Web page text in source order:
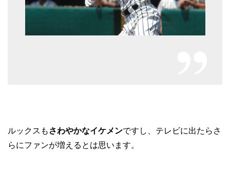
ルックスも さわやかなイケメンですし、テレビに出たらさ
らにファンが増えるとは思います。